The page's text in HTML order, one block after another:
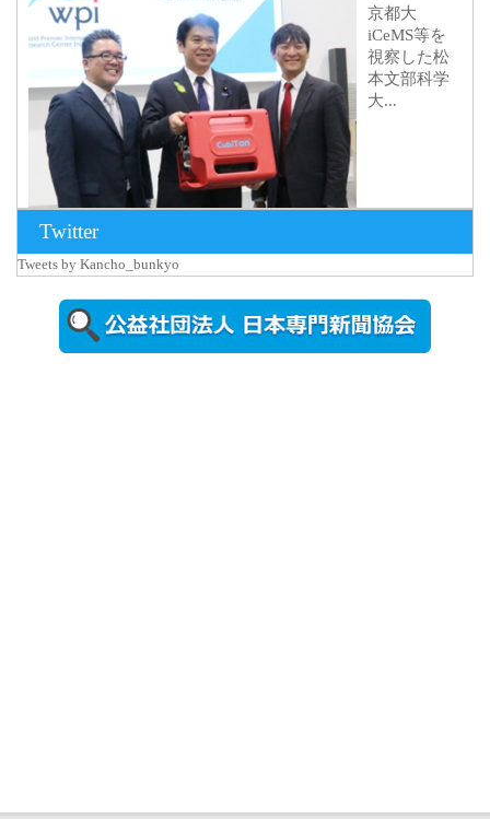
京都大
iCeMS等を
視察した松
本文部科学
大...
2026年8月5日
更新
農工大で大
Twitter
Tweets by Kancho_bunkyo